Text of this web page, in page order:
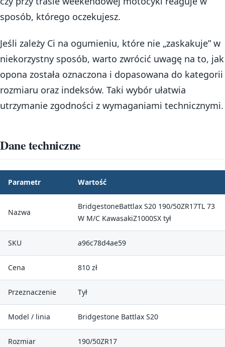
sposób, którego oczekujesz.
Jeśli zależy Ci na ogumieniu, które nie „zaskakuje” w
niekorzystny sposób, warto zwrócić uwagę na to, jak
opona została oznaczona i dopasowana do kategorii
rozmiaru oraz indeksów. Taki wybór ułatwia
utrzymanie zgodności z wymaganiami technicznymi.
Dane techniczne
Parametr Wartość
Nazwa
BridgestoneBattlax S20 190/50ZR17TL 73
W M/C KawasakiZ1000SX tył
SKU a96c78d4ae59
Cena 810 zł
Przeznaczenie Tył
Model / linia Bridgestone Battlax S20
Rozmiar 190/50ZR17